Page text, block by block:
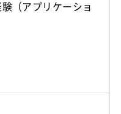
（アプリケーショ